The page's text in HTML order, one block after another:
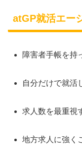
atGP就活エー
障害者手帳を持
自分だけで就活
求人数を最重視
地方求人に強く